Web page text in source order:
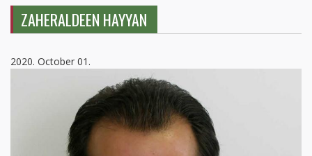
ZAHERALDEEN HAYYAN
2020. October 01.